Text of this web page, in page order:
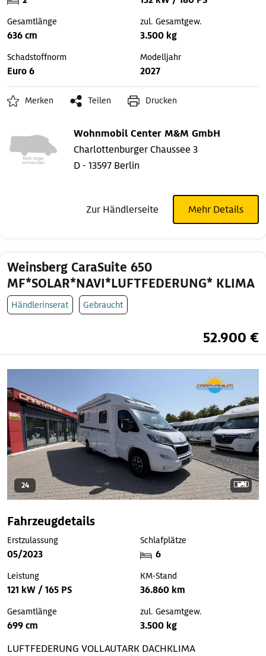
Gesamtlänge
636 cm
zul. Gesamtgew.
3.500 kg
Schadstoffnorm
Euro 6
Modelljahr
2027
Merken Teilen Drucken
Wohnmobil Center M&M GmbH
Charlottenburger Chaussee 3
D - 13597 Berlin
Zur Händlerseite Mehr Details
Weinsberg CaraSuite 650
MF*SOLAR*NAVI*LUFTFEDERUNG* KLIMA
Händlerinserat Gebraucht
52.900 €
24
Fahrzeugdetails
Erstzulassung
05/2023
Schlafplätze
6
Leistung
121 kW / 165 PS
KM-Stand
36.860 km
Gesamtlänge
699 cm
zul. Gesamtgew.
3.500 kg
LUFTFEDERUNG VOLLAUTARK DACHKLIMA